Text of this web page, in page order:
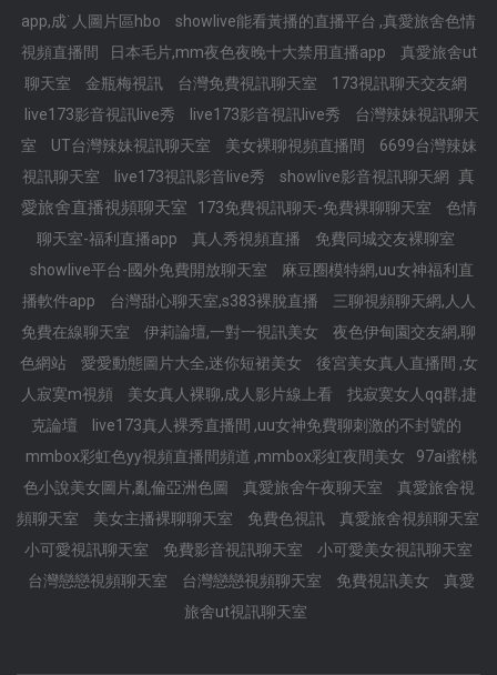
app,成˙人圖片區hbo
showlive能看黃播的直播平台 ,真愛旅舍色情
視頻直播間
日本毛片,mm夜色夜晚十大禁用直播app
真愛旅舍ut
聊天室
金瓶梅視訊 台灣免費視訊聊天室
173視訊聊天交友網
live173影音視訊live秀
live173影音視訊live秀
台灣辣妹視訊聊天
室
UT台灣辣妹視訊聊天室 美女裸聊視頻直播間
6699台灣辣妹
視訊聊天室
live173視訊影音live秀 showlive影音視訊聊天網
真
愛旅舍直播視頻聊天室
173免費視訊聊天-免費裸聊聊天室
色情
聊天室-福利直播app
真人秀視頻直播
免費同城交友裸聊室
showlive平台-國外免費開放聊天室
麻豆圈模特網,uu女神福利直
播軟件app
台灣甜心聊天室,s383裸脫直播
三聊視頻聊天網,人人
免費在線聊天室
伊莉論壇,一對一視訊美女
夜色伊甸園交友網,聊
色網站
愛愛動態圖片大全,迷你短裙美女
後宮美女真人直播間 ,女
人寂寞m視頻
美女真人裸聊,成人影片線上看
找寂寞女人qq群,捷
克論壇
live173真人裸秀直播間 ,uu女神免費聊刺激的不封號的
mmbox彩虹色yy視頻直播間頻道 ,mmbox彩虹夜間美女
97ai蜜桃
色小說美女圖片,亂倫亞洲色圖
真愛旅舍午夜聊天室
真愛旅舍視
頻聊天室
美女主播裸聊聊天室 免費色視訊
真愛旅舍視頻聊天室
小可愛視訊聊天室
免費影音視訊聊天室
小可愛美女視訊聊天室
台灣戀戀視頻聊天室
台灣戀戀視頻聊天室 免費視訊美女
真愛
旅舍ut視訊聊天室